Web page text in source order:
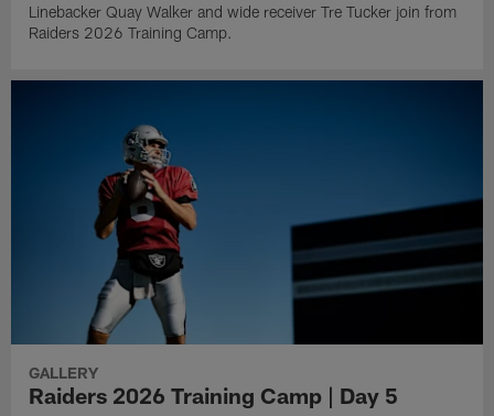
Linebacker Quay Walker and wide receiver Tre Tucker join from
Raiders 2026 Training Camp.
GALLERY
Raiders 2026 Training Camp | Day 5